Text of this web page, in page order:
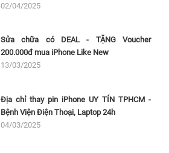
02/04/2025
Sửa chữa có DEAL - TẶNG Voucher
200.000đ mua iPhone Like New
13/03/2025
Địa chỉ thay pin iPhone UY TÍN TPHCM -
Bệnh Viện Điện Thoại, Laptop 24h
04/03/2025